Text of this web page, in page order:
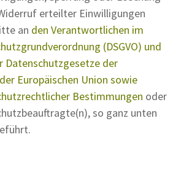
erteilter Einwilligungen
an den Verantwortlichen im
(DSGVO) und
Datenschutzgesetze der
Europäischen Union sowie
Bestimmungen oder
so ganz unten